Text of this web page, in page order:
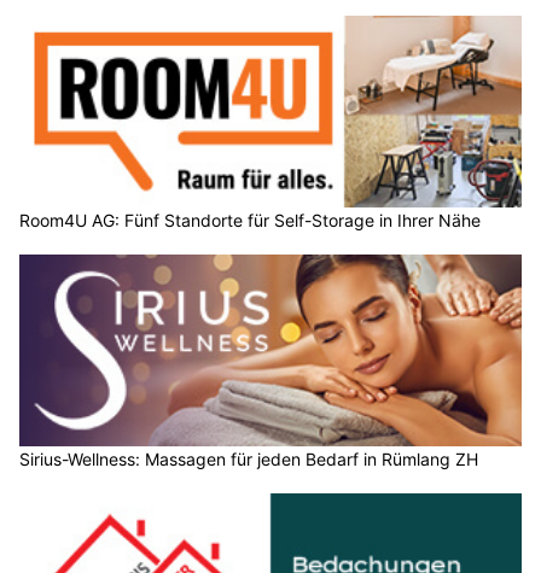
Room4U AG: Fünf Standorte für Self-Storage in Ihrer Nähe
Sirius-Wellness: Massagen für jeden Bedarf in Rümlang ZH